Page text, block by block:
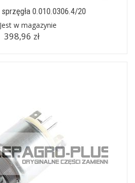
sprzęgła 0.010.0306.4/20
Jest w magazynie
398,96 zł